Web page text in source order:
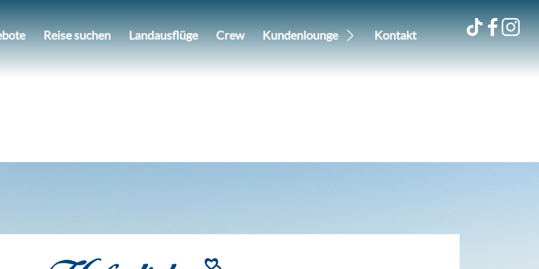
Reise suchen Landausflüge Crew Kundenlounge Kontakt